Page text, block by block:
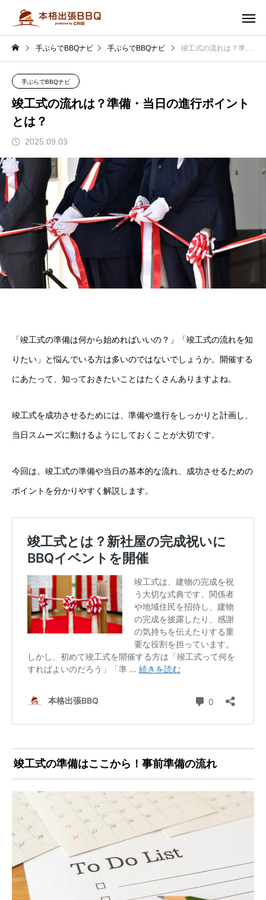
手ぶらでBBQナビ 手ぶらでBBQナビ 竣工式の流れは？準備・当日の進行ポイントとは？
手ぶらでBBQナビ
竣工式の流れは？準備・当日の進行ポイント
とは？
2025.09.03
「竣工式の準備は何から始めればいいの？」「竣工式の流れを知
りたい」と悩んでいる方は多いのではないでしょうか。開催する
にあたって、知っておきたいことはたくさんありますよね。
竣工式を成功させるためには、準備や進行をしっかりと計画し、
当日スムーズに動けるようにしておくことが大切です。
今回は、竣工式の準備や当日の基本的な流れ、成功させるための
ポイントを分かりやすく解説します。
竣工式の準備はここから！事前準備の流れ